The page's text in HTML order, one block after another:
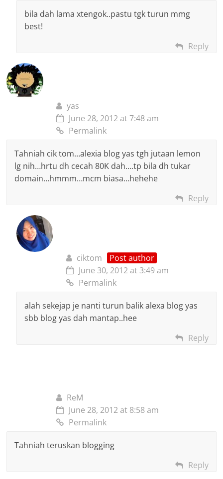
bila dah lama xtengok..pastu tgk turun mmg
best!
Reply
yas
June 28, 2012 at 7:48 am
Permalink
Tahniah cik tom…alexia blog yas tgh jutaan lemon
lg nih…hrtu dh cecah 80K dah….tp bila dh tukar
domain…hmmm…mcm biasa…hehehe
Reply
ciktom
Post author
June 30, 2012 at 3:49 am
Permalink
alah sekejap je nanti turun balik alexa blog yas
sbb blog yas dah mantap..hee
Reply
ReM
June 28, 2012 at 8:58 am
Permalink
Tahniah teruskan blogging
Reply